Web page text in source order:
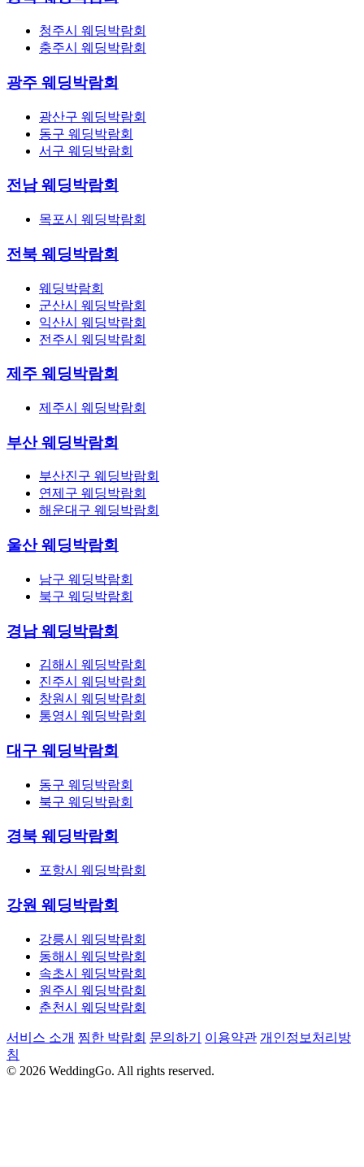
청주시 웨딩박람회
충주시 웨딩박람회
광주 웨딩박람회
광산구 웨딩박람회
동구 웨딩박람회
서구 웨딩박람회
전남 웨딩박람회
목포시 웨딩박람회
전북 웨딩박람회
웨딩박람회
군산시 웨딩박람회
익산시 웨딩박람회
전주시 웨딩박람회
제주 웨딩박람회
제주시 웨딩박람회
부산 웨딩박람회
부산진구 웨딩박람회
연제구 웨딩박람회
해운대구 웨딩박람회
울산 웨딩박람회
남구 웨딩박람회
북구 웨딩박람회
경남 웨딩박람회
김해시 웨딩박람회
진주시 웨딩박람회
창원시 웨딩박람회
통영시 웨딩박람회
대구 웨딩박람회
동구 웨딩박람회
북구 웨딩박람회
경북 웨딩박람회
포항시 웨딩박람회
강원 웨딩박람회
강릉시 웨딩박람회
동해시 웨딩박람회
속초시 웨딩박람회
원주시 웨딩박람회
춘천시 웨딩박람회
서비스 소개 찜한 박람회 문의하기 이용약관 개인정보처리방
침
© 2026 WeddingGo. All rights reserved.